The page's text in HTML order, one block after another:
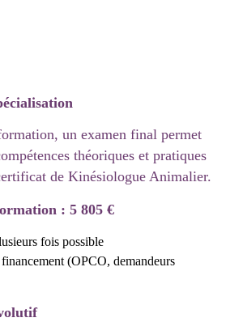
un examen final permet
théoriques et pratiques
de Kinésiologue Animalier.
: 5 805 €
fois possible
(OPCO, demandeurs